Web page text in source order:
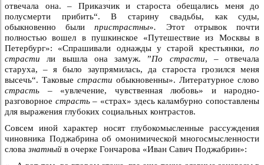
отвечала она. – Приказчик и староста обещались меня до
полусмерти прибить“. В старину свадьбы, как суды,
обыкновенно былипристрастны». Этот отрывок почти
полностью вошел в пушкинское «Путешествие из Москвы в
Петербург»: «Спрашивали однажды у старой крестьянки, по
страсти ли вышла она замуж. ”По страсти, – отвечала
старуха, – я было заупрямилась, да староста грозился меня
высечь“. Таковые страсти обыкновенны». Литературное слово
страсть –«увлечение, чувственная любовь» и народно-
разговорное страсть – «страх» здесь каламбурно сопоставлены
для выражения глубоких социальных контрастов.
Совсем иной характер носят глубокомысленные рассуждения
чиновника Поджабрина об омонимической многосмысленности
слова знатный в очерке Гончарова «Иван Савич Поджабрин»: